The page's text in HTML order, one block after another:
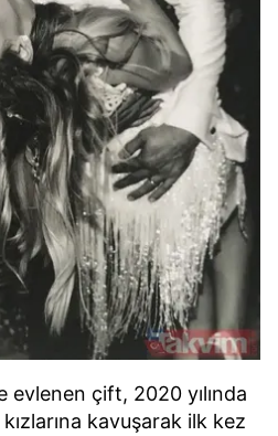
evlenen çift, 2020 yılında
kavuşarak ilk kez